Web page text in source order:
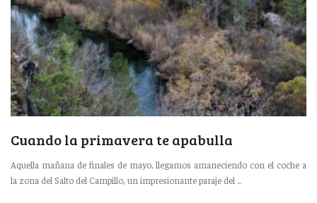
Cuando la primavera te apabulla
Aquella mañana de finales de mayo, llegamos amaneciendo con el coche a
la zona del Salto del Campillo, un impresionante paraje del ...